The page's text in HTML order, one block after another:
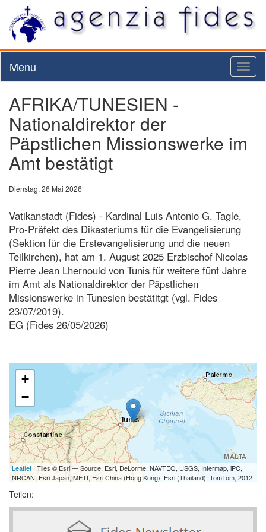
Menu
AFRIKA/TUNESIEN -
Nationaldirektor der
Päpstlichen Missionswerke im
Amt bestätigt
Dienstag, 26 Mai 2026
Vatikanstadt (Fides) - Kardinal Luis Antonio G. Tagle,
Pro-Präfekt des Dikasteriums für die Evangelisierung
(Sektion für die Erstevangelisierung und die neuen
Teilkirchen), hat am 1. August 2025 Erzbischof Nicolas
Pierre Jean Lhernould von Tunis für weitere fünf Jahre
im Amt als Nationaldirektor der Päpstlichen
Missionswerke in Tunesien bestätitgt (vgl. Fides
23/07/2019).
EG (Fides 26/05/2026)
+
−
Leaflet| Tiles © Esri — Source: Esri, DeLorme, NAVTEQ, USGS, Intermap, iPC,
NRCAN, Esri Japan, METI, Esri China (Hong Kong), Esri (Thailand), TomTom, 2012
Teilen: